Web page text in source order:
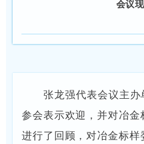
会议
张龙强代表会议主
参会表示欢迎，并对冶
进行了回顾，对冶金标